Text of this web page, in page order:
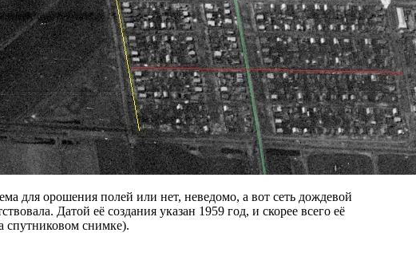
для орошения полей или нет, неведомо, а вот сеть дождевой
Датой её создания указан 1959 год, и скорее всего её
спутниковом снимке).